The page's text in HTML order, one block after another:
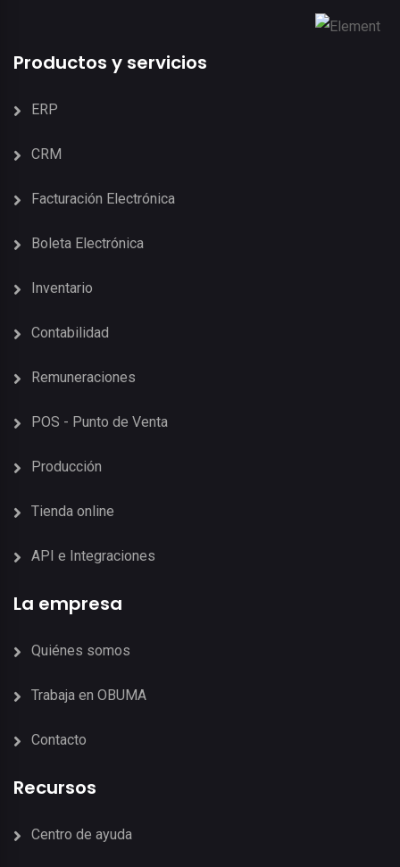
Productos y servicios
ERP
CRM
Facturación Electrónica
Boleta Electrónica
Inventario
Contabilidad
Remuneraciones
POS - Punto de Venta
Producción
Tienda online
API e Integraciones
La empresa
Quiénes somos
Trabaja en OBUMA
Contacto
Recursos
Centro de ayuda